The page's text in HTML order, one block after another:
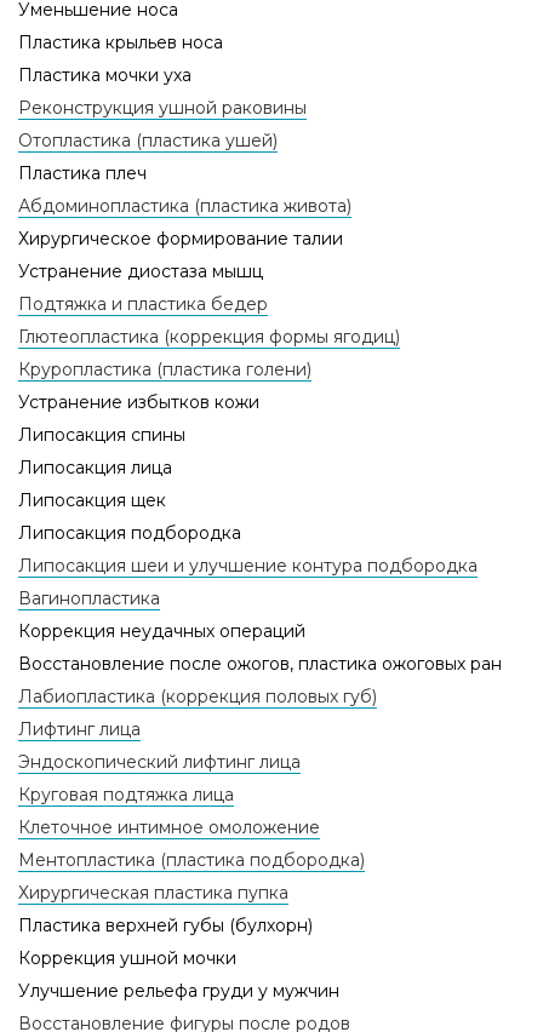
Уменьшение носа
Пластика крыльев носа
Пластика мочки уха
Реконструкция ушной раковины
Отопластика (пластика ушей)
Пластика плеч
Абдоминопластика (пластика живота)
Хирургическое формирование талии
Устранение диостаза мышц
Подтяжка и пластика бедер
Глютеопластика (коррекция формы ягодиц)
Круропластика (пластика голени)
Устранение избытков кожи
Липосакция спины
Липосакция лица
Липосакция щек
Липосакция подбородка
Липосакция шеи и улучшение контура подбородка
Вагинопластика
Коррекция неудачных операций
Восстановление после ожогов, пластика ожоговых ран
Лабиопластика (коррекция половых губ)
Лифтинг лица
Эндоскопический лифтинг лица
Круговая подтяжка лица
Клеточное интимное омоложение
Ментопластика (пластика подбородка)
Хирургическая пластика пупка
Пластика верхней губы (булхорн)
Коррекция ушной мочки
Улучшение рельефа груди у мужчин
Восстановление фигуры после родов